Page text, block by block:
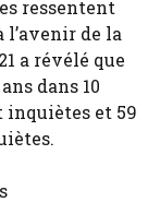
ressentent
l’avenir de la
a révélé que
dans 10
inquiètes et 59